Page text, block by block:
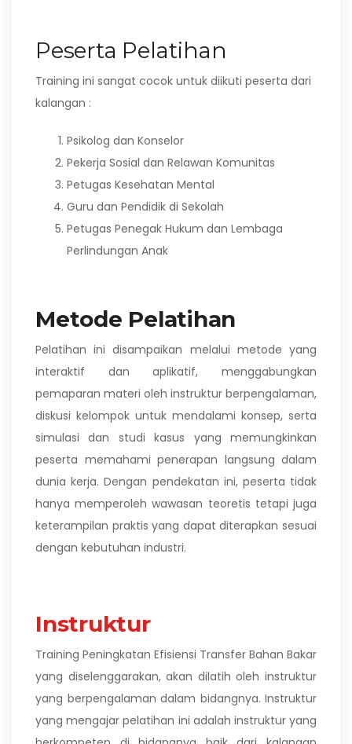
Peserta Pelatihan
Training ini sangat cocok untuk diikuti peserta dari
kalangan :
Psikolog dan Konselor
Pekerja Sosial dan Relawan Komunitas
Petugas Kesehatan Mental
Guru dan Pendidik di Sekolah
Petugas Penegak Hukum dan Lembaga
Perlindungan Anak
Metode Pelatihan
Pelatihan ini disampaikan melalui metode yang
interaktif dan aplikatif, menggabungkan
pemaparan materi oleh instruktur berpengalaman,
diskusi kelompok untuk mendalami konsep, serta
simulasi dan studi kasus yang memungkinkan
peserta memahami penerapan langsung dalam
dunia kerja. Dengan pendekatan ini, peserta tidak
hanya memperoleh wawasan teoretis tetapi juga
keterampilan praktis yang dapat diterapkan sesuai
dengan kebutuhan industri.
Instruktur
Training Peningkatan Efisiensi Transfer Bahan Bakar
yang diselenggarakan, akan dilatih oleh instruktur
yang berpengalaman dalam bidangnya. Instruktur
yang mengajar pelatihan ini adalah instruktur yang